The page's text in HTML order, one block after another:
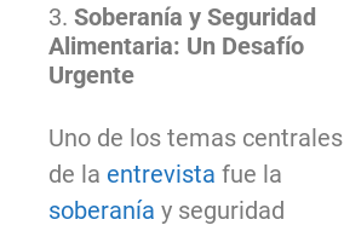
3. Soberanía y Seguridad
Alimentaria: Un Desafío
Urgente
Uno de los temas centrales
de la entrevista fue la
soberanía y seguridad